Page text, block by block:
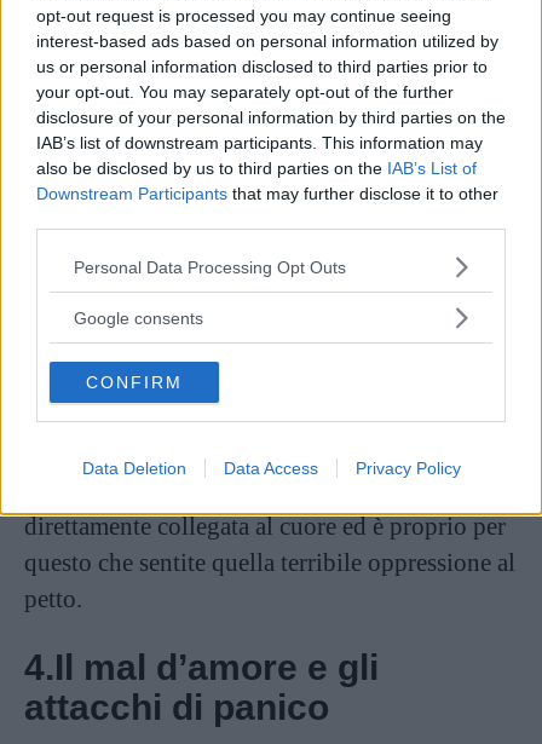
opt-out request is processed you may continue seeing
interest-based ads based on personal information utilized by
us or personal information disclosed to third parties prior to
your opt-out. You may separately opt-out of the further
disclosure of your personal information by third parties on the
IAB’s list of downstream participants. This information may
also be disclosed by us to third parties on the IAB’s List of
Downstream Participants that may further disclose it to other
Please note that this website/app uses one or more Google
not limited to your visit or usage behaviour. You may click to
use your data for below specified purposes in below Google
consent section.
Personal Data Processing Opt Outs
Google consents
CONFIRM
Data Deletion Data Access Privacy Policy
Fonte: BBC
Attenzione, il mal di cuore dopo una rottura
sentimentale non è un’esercitazione. E neanche
una metafora, nonostante il forte valore
simbolico: una rottura sentimentale causa il
dolore al cuore come succede con un infarto.
Ecco, non proprio, ma il meccanismo è lo
stesso. Troppe emozioni influiscono
direttamente collegata al cuore ed è proprio per
questo che sentite quella terribile oppressione al
petto.
4.Il mal d’amore e gli
attacchi di panico